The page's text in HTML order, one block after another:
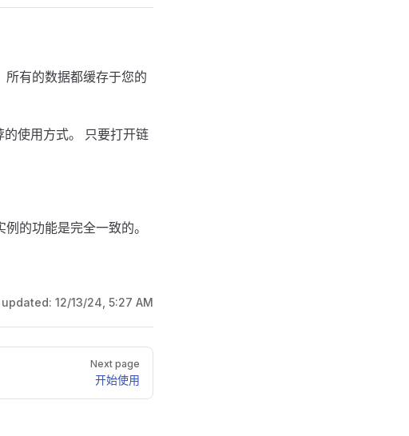
有的数据都缓存于您的
的使用方式。 只要打开链
的功能是完全一致的。
12/13/24, 5:27 AM
Next page
开始使用